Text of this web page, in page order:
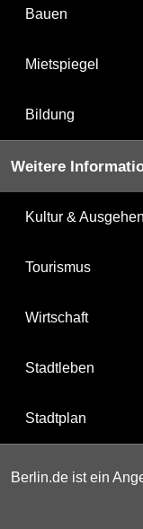
Bauen
Mietspiegel
Bildung
Weitere
Kultur & Ausgehen
Tourismus
Wirtschaft
Stadtleben
Stadtplan
Berlin.de ist ein